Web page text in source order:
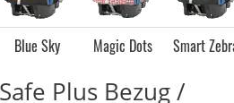
Blue Sky Magic Dots Smart
Plus Bezug /